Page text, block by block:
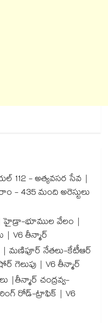
112 - అత్యవసర సేవ |
- 435 మంది అరెస్టులు
| హైడ్రా-భూముల వేలం |
| V6 తీన్మార్
| మణిపూర్ నేతలు-కేటీఆర్
గెలుపు | V6 తీన్మార్
చంద్రవ్వ-
రోడ్-ట్రాఫిక్ | V6